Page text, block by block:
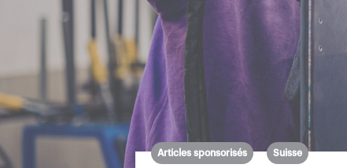
Articles sponsorisés Suisse